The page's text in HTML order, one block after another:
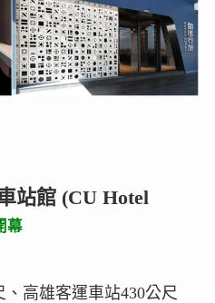
站館 (CU Hotel
幕
、高雄客運車站430公尺